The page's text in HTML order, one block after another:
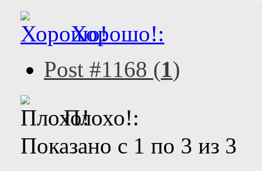
Хорошо!:
Post #1168 (1)
Плохо!:
Показано с 1 по 3 из 3